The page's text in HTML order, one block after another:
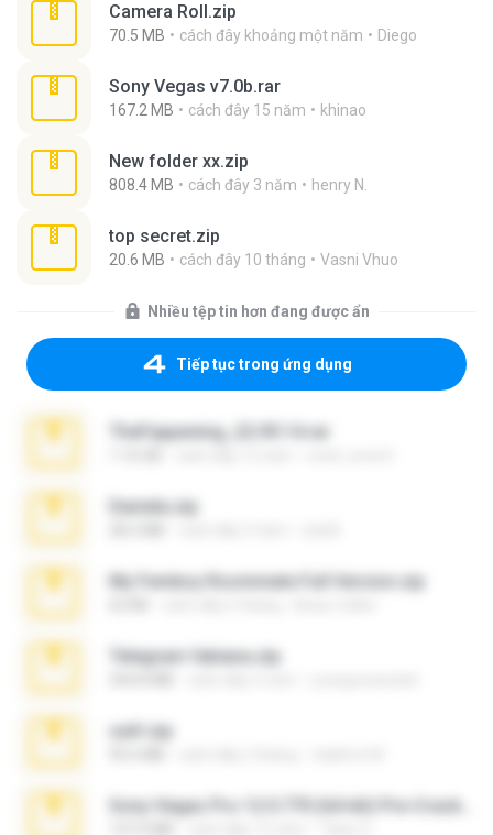
Camera Roll.zip
70.5 MB cách đây khoảng một năm Diego
Sony Vegas v7.0b.rar
167.2 MB cách đây 15 năm khinao
New folder xx.zip
808.4 MB cách đây 3 năm henry N.
top secret.zip
20.6 MB cách đây 10 tháng Vasni Vhuo
Nhiều tệp tin hơn đang được ẩn
Tiếp tục trong ứng dụng
TheFappening_22.09.14.rar
Daniela.zip
My Femboy Roommate Full Version.zip
Telegram fabiana.zip
ouh!.zip